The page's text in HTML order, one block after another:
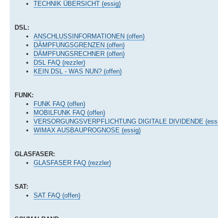
TECHNIK ÜBERSICHT (essig)
DSL:
ANSCHLUSSINFORMATIONEN (offen)
DÄMPFUNGSGRENZEN (offen)
DÄMPFUNGSRECHNER (offen)
DSL FAQ (rezzler)
KEIN DSL - WAS NUN? (offen)
FUNK:
FUNK FAQ (offen)
MOBILFUNK FAQ (offen)
VERSORGUNGSVERPFLICHTUNG DIGITALE DIVIDENDE
WIMAX AUSBAUPROGNOSE (essig)
GLASFASER:
GLASFASER FAQ (rezzler)
SAT:
SAT FAQ (offen)